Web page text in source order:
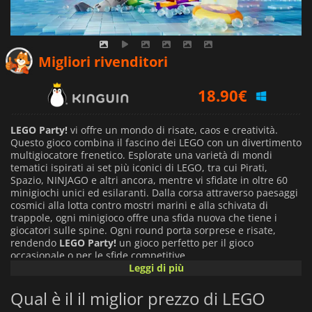
Migliori rivenditori
18.90€
20.09€
LEGO Party! vi offre un mondo di risate, caos e creatività.
Questo gioco combina il fascino dei LEGO con un divertimento
multigiocatore frenetico. Esplorate una varietà di mondi
tematici ispirati ai set più iconici di LEGO, tra cui Pirati,
Spazio, NINJAGO e altri ancora, mentre vi sfidate in oltre 60
minigiochi unici ed esilaranti. Dalla corsa attraverso paesaggi
cosmici alla lotta contro mostri marini e alla schivata di
trappole, ogni minigioco offre una sfida nuova che tiene i
giocatori sulle spine. Ogni round porta sorprese e risate,
rendendo LEGO Party! un gioco perfetto per il gioco
occasionale o per le sfide competitive.
opzioni multigiocatore locali e online. Fino a quattro giocatori
possono sfidarsi in una singola sessione, sia sul divano che
Leggi di più
Qual è il il miglior prezzo di LEGO